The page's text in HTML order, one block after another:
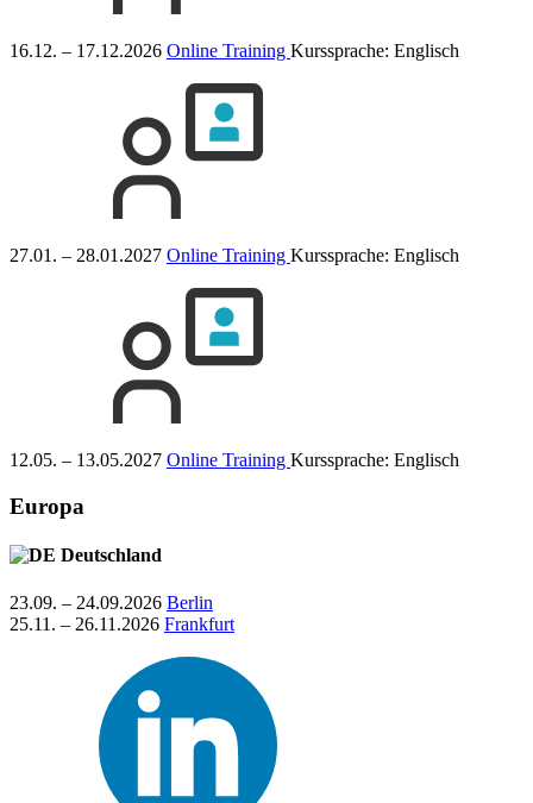
16.12. – 17.12.2026 Online Training Kurssprache: Englisch
27.01. – 28.01.2027 Online Training Kurssprache: Englisch
12.05. – 13.05.2027 Online Training Kurssprache: Englisch
Europa
Deutschland
23.09. – 24.09.2026 Berlin
25.11. – 26.11.2026 Frankfurt